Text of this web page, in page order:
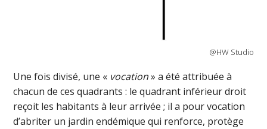
@HW Studio
Une fois divisé, une « vocation» a été attribuée à
chacun de ces quadrants : le quadrant inférieur droit
reçoit les habitants à leur arrivée ; il a pour vocation
d’abriter un jardin endémique qui renforce, protège